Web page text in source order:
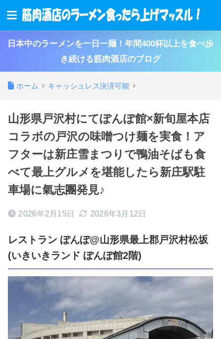
日本中のラーメンを一日一麺！年間400杯以上を食べ歩
き続ける筋肉酒店のブログ
ホーム キャッシュレス決済可能
山形県戸沢村にてぽんぽ館×新旬屋本店
コラボの戸沢の味噌つけ麺を実食！ア
フターは新庄雪まつりで鴨油そばも食
べて最上グルメを堪能したら新庄駅駐
車場に氣志團発見♪
2026年2月15日 2026年3月12日
レストラン ぽんぽ@山形県最上郡戸沢村松坂
(いきいきランド ぽんぽ館2階)